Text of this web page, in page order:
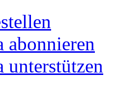
abonnieren
unterstützen